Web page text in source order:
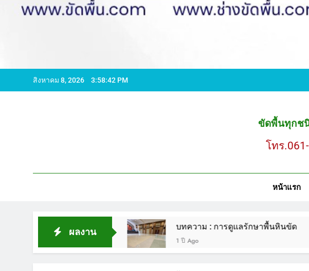
สิงหาคม 8, 2026 3:58:43 PM
ขัดพื้นทุกช
โทร
หน้าแรก
ผลงาน
ไลน์ WCS1 บทความ : การดูแลรักษาพื้นหินขัด
1 ปี Ago